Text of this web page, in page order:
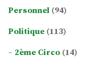
Personnel (94)
Politique (113)
2ème Circo (14)